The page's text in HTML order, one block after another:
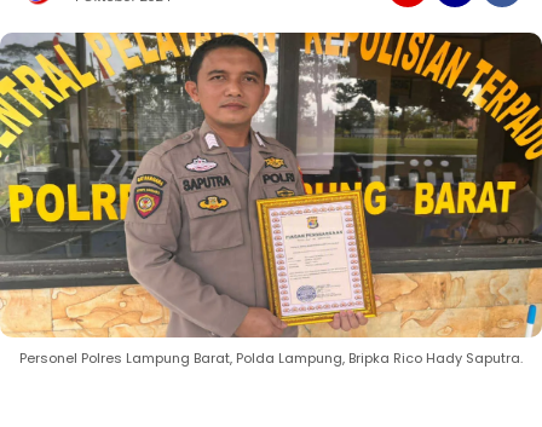
Personel Polres Lampung Barat, Polda Lampung, Bripka Rico Hady Saputra.